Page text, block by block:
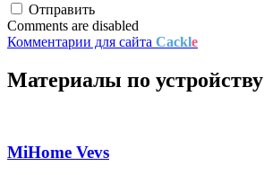
Отправить
Comments are disabled
Комментарии для сайта Cackle
Материалы по устройству
MiHome Vevs